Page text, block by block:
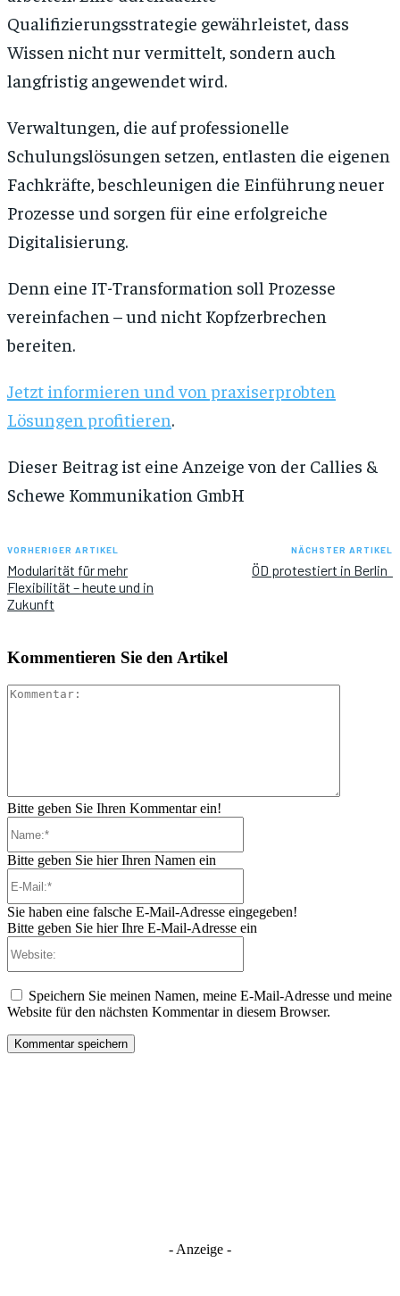
- Anzeige -
Qualifizierungsstrategie gewährleistet, dass
Wissen nicht nur vermittelt, sondern auch
langfristig angewendet wird.
Verwaltungen, die auf professionelle
Schulungslösungen setzen, entlasten die eigenen
Fachkräfte, beschleunigen die Einführung neuer
Prozesse und sorgen für eine erfolgreiche
Digitalisierung.
Denn eine IT-Transformation soll Prozesse
vereinfachen – und nicht Kopfzerbrechen
bereiten.
Jetzt informieren und von praxiserprobten
Lösungen profitieren.
Dieser Beitrag ist eine Anzeige von der Callies &
Schewe Kommunikation GmbH
VORHERIGER ARTIKEL
Modularität für mehr
Flexibilität – heute und in
Zukunft
NÄCHSTER ARTIKEL
ÖD protestiert in Berlin
Kommentieren Sie den Artikel
Bitte geben Sie Ihren Kommentar ein!
Bitte geben Sie hier Ihren Namen ein
Sie haben eine falsche E-Mail-Adresse eingegeben!
Bitte geben Sie hier Ihre E-Mail-Adresse ein
Speichern Sie meinen Namen, meine E-Mail-Adresse und meine
Website für den nächsten Kommentar in diesem Browser.